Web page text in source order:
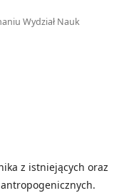
Wydział Nauk
z istniejących oraz